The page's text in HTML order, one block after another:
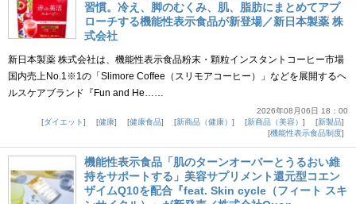
習慣。冷え、脚のむくみ、肌、脂肪にまとめてアプ
ローチする機能性表示食品が新登場／新日本製薬 株
式会社
新日本製薬 株式会社は、機能性表示食品粉末・顆粒インスタントコーヒー市場
国内売上No.1※1の「Slimore Coffee（スリモアコーヒー）」などを展開するヘ
ルスケアブランド『Fun and He……
2026年08月06日 18：00
ダイエット
健康 健康食品 新商品（健康） 新商品（美容）
新製品
機能性表示食品制度
機能性表示食品「肌のターンオーバーとうるおい維
持をサポートする」美容サプリメント還元型コエン
ザイムQ10を配合『feat. Skin cycle（フィート スキ